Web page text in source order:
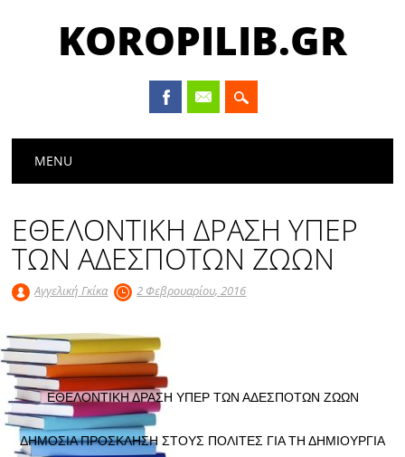
KOROPILIB.GR
Main menu
MENU
ΕΘΕΛΟΝΤΙΚΗ ΔΡΑΣΗ ΥΠΕΡ
ΤΩΝ ΑΔΕΣΠΟΤΩΝ ΖΩΩΝ
Αγγελική Γκίκα 2 Φεβρουαρίου, 2016
ΕΘΕΛΟΝΤΙΚΗ ΔΡΑΣΗ ΥΠΕΡ ΤΩΝ ΑΔΕΣΠΟΤΩΝ ΖΩΩΝ
ΔΗΜΟΣΙΑ ΠΡΟΣΚΛΗΣΗ ΣΤΟΥΣ ΠΟΛΙΤΕΣ ΓΙΑ ΤΗ ΔΗΜΙΟΥΡΓΙΑ